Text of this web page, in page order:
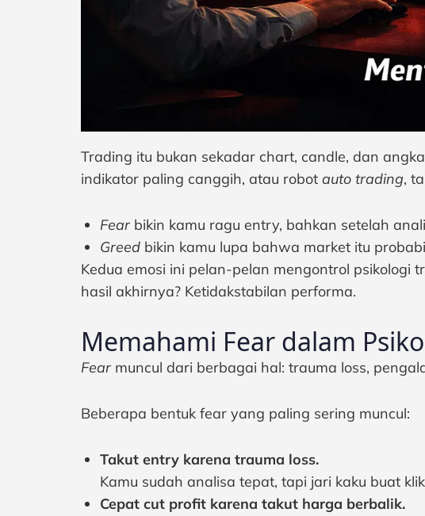
Trading itu bukan sekadar chart, candle, dan
indikator paling canggih, atau robot auto trading,
Fear bikin kamu ragu entry, bahkan setelah
Greed bikin kamu lupa bahwa market itu
Kedua emosi ini pelan-pelan mengontrol psikologi
hasil akhirnya? Ketidakstabilan performa.
Memahami Fear dalam
Fear muncul dari berbagai hal: trauma loss,
Beberapa bentuk fear yang paling sering muncul:
Takut entry karena trauma loss.
Kamu sudah analisa tepat, tapi jari kaku buat
Cepat cut profit karena takut harga berbalik.